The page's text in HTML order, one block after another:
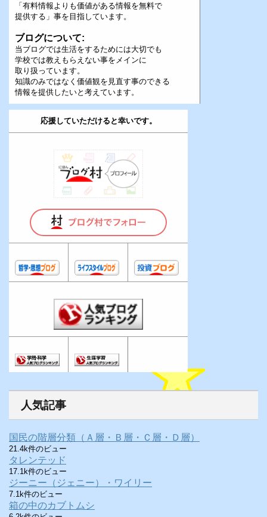
「有料情報よりも価値がある情報を無料で
提供する」事を目指しています。
ブログについて:
当ブログでは生活をするためには大切でも
学校では教えもらえない事をメインに
取り扱っています。
知識のみではなく価値観を見直す事のできる
情報を提供したいと考えています。
応援していただけると幸いです。
人気記事
国民の階層分類（Ａ層・Ｂ層・Ｃ層・Ｄ層）
21.4k件のビュー
タレンテッド
17.1k件のビュー
ジーニー（ジェニー）・ワイリー
7.1k件のビュー
箱の中のカブトムシ